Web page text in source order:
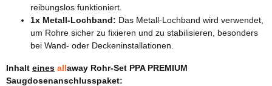
reibungslos funktioniert.
1x Metall-Lochband: Das Metall-Lochband wird verwendet,
um Rohre sicher zu fixieren und zu stabilisieren, besonders
bei Wand- oder Deckeninstallationen.
Inhalt eines allaway Rohr-Set PPA PREMIUM
Saugdosenanschlusspaket: